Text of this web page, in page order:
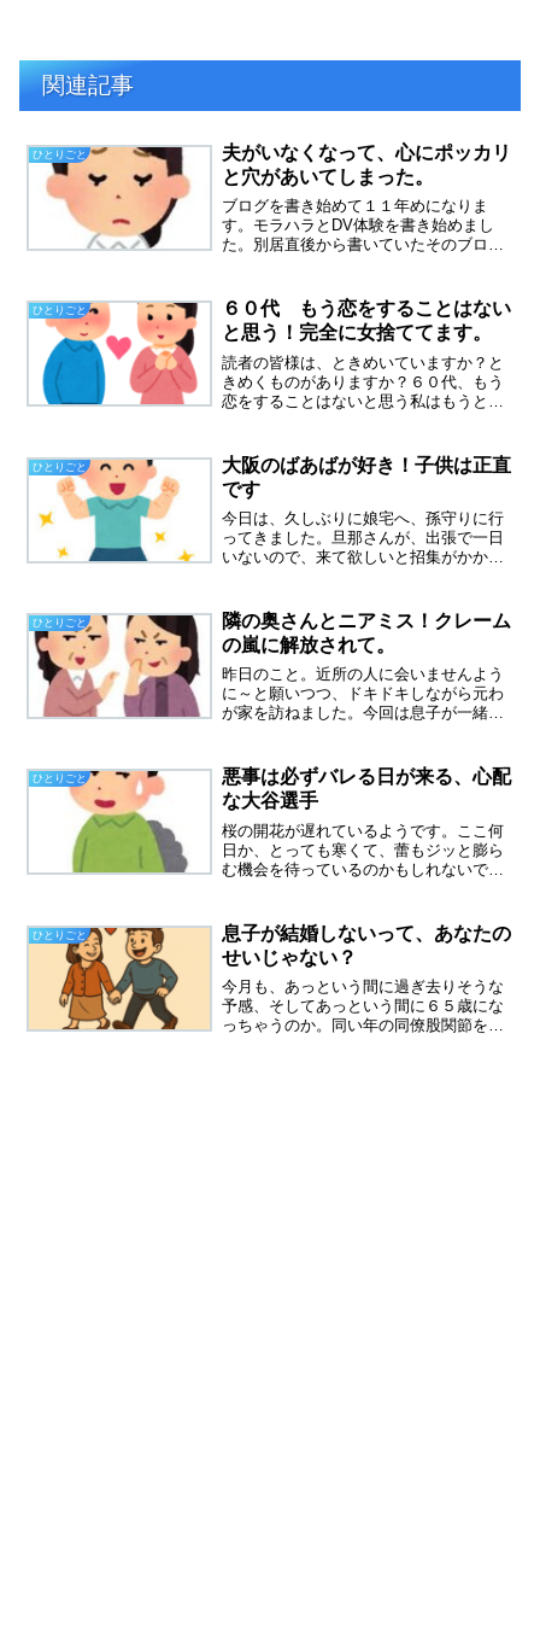
関連記事
ひとりごと
夫がいなくなって、心にポッカリ
と穴があいてしまった。
ブログを書き始めて１１年めになりま
す。モラハラとDV体験を書き始めまし
た。別居直後から書いていたそのブログ
受験で食べ盛り」というブログです。こ
ちらはDVから逃げた母子家...
ひとりごと
６０代 もう恋をすることはない
と思う！完全に女捨ててます。
読者の皆様は、ときめいていますか？と
きめくものがありますか？６０代、もう
恋をすることはないと思う私はもうとき
は職場の上司に、ドキドキしてときめい
た時期がありました。毎日...
ひとりごと
大阪のばあばが好き！子供は正直
です
今日は、久しぶりに娘宅へ、孫守りに行
ってきました。旦那さんが、出張で一日
いないので、来て欲しいと招集がかかり
に驚きました。で、今日は娘宅でこもっ
て、二人の孫相手をしまし...
ひとりごと
隣の奥さんとニアミス！クレーム
の嵐に解放されて。
昨日のこと。近所の人に会いませんよう
に～と願いつつ、ドキドキしながら元わ
が家を訪ねました。今回は息子が一緒に
ことはありませんでした。もう帰ろうと
思って歩きだしたら、後ろ...
ひとりごと
悪事は必ずバレる日が来る、心配
な大谷選手
桜の開花が遅れているようです。ここ何
日か、とっても寒くて、蕾もジッと膨ら
む機会を待っているのかもしれないで
うのは、なぜこの時期に、この問題が明
るみに出たのかということ。...
ひとりごと
息子が結婚しないって、あなたの
せいじゃない？
今月も、あっという間に過ぎ去りそうな
予感、そしてあっという間に６５歳にな
っちゃうのか。同い年の同僚股関節を痛